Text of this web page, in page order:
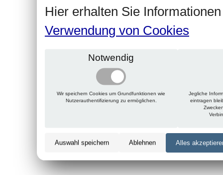
Hier erhalten Sie
Verwendung von Cookies
Notwendig
Wir speichern Cookies um Grundfunktionen wie
Nutzerauthentifizierung zu ermöglichen.
Jegliche
eintragen
Auswahl speichern Ablehnen Alles